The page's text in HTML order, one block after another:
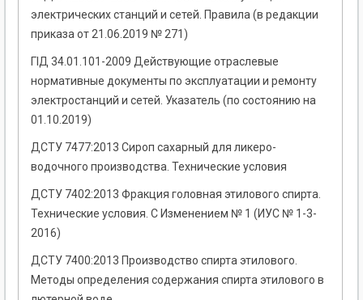
электрических станций и сетей. Правила (в редакции
приказа от 21.06.2019 № 271)
ГІД 34.01.101-2009 Действующие отраслевые
нормативные документы по эксплуатации и ремонту
электростанций и сетей. Указатель (по состоянию на
01.10.2019)
ДСТУ 7477:2013 Сироп сахарный для ликеро-
водочного производства. Технические условия
ДСТУ 7402:2013 Фракция головная этилового спирта.
Технические условия. С Изменением № 1 (ИУС № 1-3-
2016)
ДСТУ 7400:2013 Производство спирта этилового.
Методы определения содержания спирта этилового в